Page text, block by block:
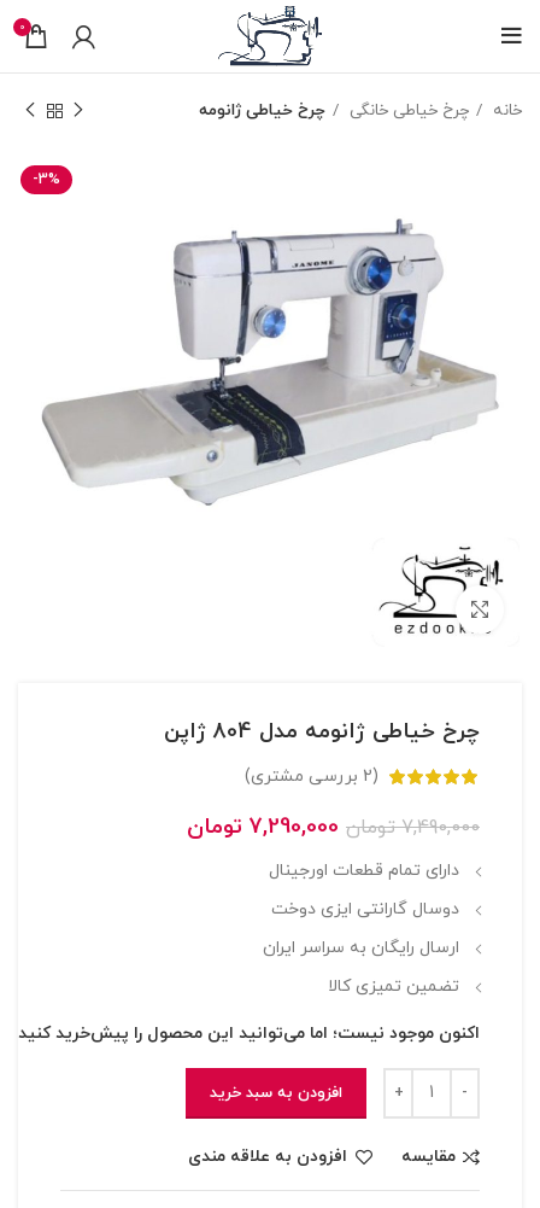
0
خانه چرخ خیاطی خانگی چرخ خیاطی ژانومه
-3%
بزرگنمایی تصویر
چرخ خیاطی ژانومه مدل 804 ژاپن
(
2 بررسی مشتری)
7,490,000 تومان 7,290,000 تومان
دارای تمام قطعات اورجینال
دوسال گارانتی ایزی دوخت
ارسال رایگان به سراسر ایران
تضمین تمیزی کالا
اکنون موجود نیست؛ اما می‌توانید این محصول را پیش‌خرید کنید
افزودن به سبد خرید
مقایسه افزودن به علاقه مندی